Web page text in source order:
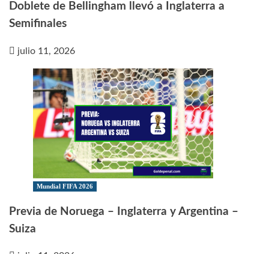
Doblete de Bellingham llevó a Inglaterra a
Semifinales
julio 11, 2026
Mundial FIFA 2026
Previa de Noruega – Inglaterra y Argentina –
Suiza